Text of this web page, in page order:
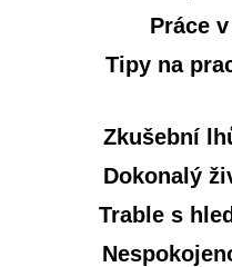
Práce
Tipy na
Zkušební
Dokonalý
Trable s